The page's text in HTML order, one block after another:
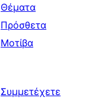
Θέματα
Πρόσθετα
Μοτίβα
Συμμετέχετε